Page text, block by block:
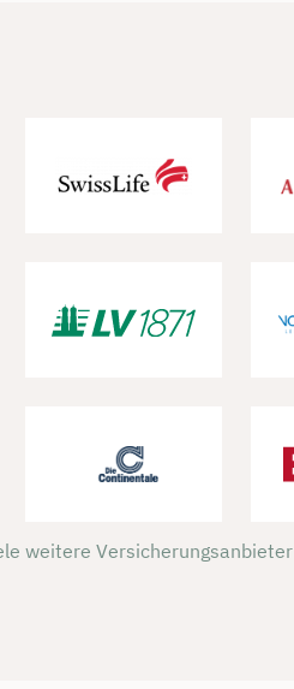
weitere Versicherungsanbieter